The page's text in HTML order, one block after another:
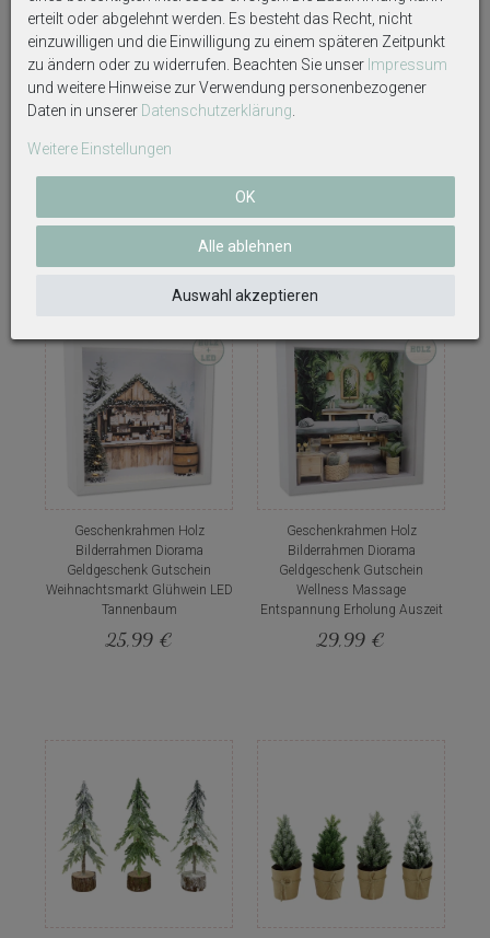
Geschenkrahmen Holz
Weihnachten Geldgeschenk
23,99 €
Weihnachtsbaum Tannenbaum
11,99 €
Geschenkrahmen Holz
Bilderrahmen Diorama
Geldgeschenk Gutschein
Weihnachtsmarkt Glühwein LED
Tannenbaum
25,99 €
Geschenkrahmen Holz
Bilderrahmen Diorama
Geldgeschenk Gutschein
Wellness Massage
Entspannung Erholung Auszeit
29,99 €
erteilt oder abgelehnt werden. Es besteht das Recht, nicht
einzuwilligen und die Einwilligung zu einem späteren Zeitpunkt
zu ändern oder zu widerrufen. Beachten Sie unser Impressum
und weitere Hinweise zur Verwendung personenbezogener
Daten in unserer Daten­schutz­erklärung
Weitere Einstellungen
OK
Alle ablehnen
Auswahl akzeptieren